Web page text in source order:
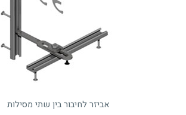
אביזר לחיבור בין שתי מסילות